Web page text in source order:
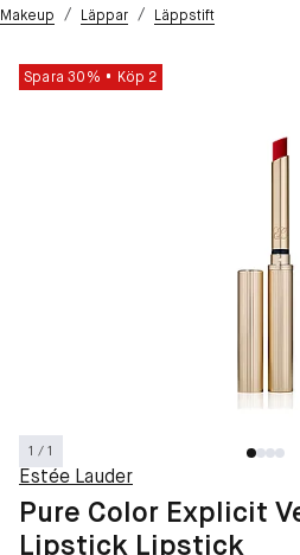
Makeup / Läppar / Läppstift
Spara 30% Köp 2
1 / 1
Estée Lauder
Pure Color Explicit
Lipstick Lipstick